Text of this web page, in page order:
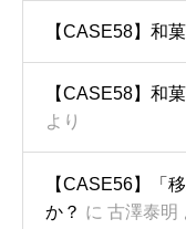
【CASE58】和
【CASE58】和
より
【CASE56】「
か？ に 古澤泰明